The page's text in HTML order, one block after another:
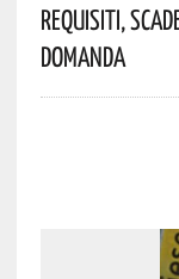
Requisiti,
Domanda